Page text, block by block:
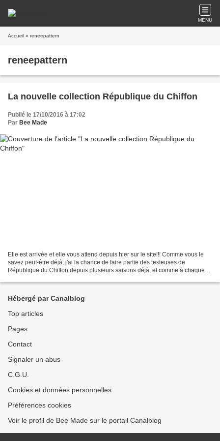
MENU
Accueil » reneepattern
reneepattern
La nouvelle collection République du Chiffon
Publié le 17/10/2016 à 17:02
Par Bee Made
Elle est arrivée et elle vous attend depuis hier sur le site!!! Comme vous le
savez peut-être déjà, j'ai la chance de faire partie des testeuses de
République du Chiffon depuis plusieurs saisons déjà, et comme à chaque
Hébergé par Canalblog
Top articles
Pages
Contact
Signaler un abus
C.G.U.
Cookies et données personnelles
Préférences cookies
Voir le profil de Bee Made sur le portail Canalblog